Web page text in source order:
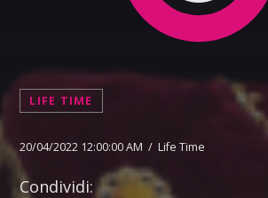
LIFE TIME
20/04/2022 12:00:00 AM / Life Time
Condividi: